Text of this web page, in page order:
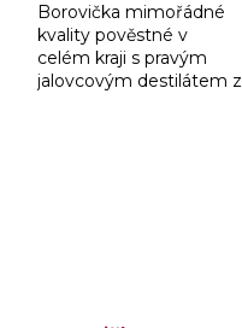
Borovička mimořádné
kvality pověstné v
celém kraji s pravým
jalovcovým destilátem z